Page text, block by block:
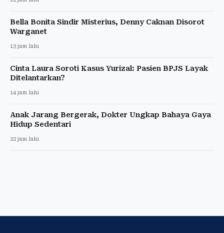
Bella Bonita Sindir Misterius, Denny Caknan Disorot
Warganet
13 jam lalu
Cinta Laura Soroti Kasus Yurizal: Pasien BPJS Layak
Ditelantarkan?
14 jam lalu
Anak Jarang Bergerak, Dokter Ungkap Bahaya Gaya
Hidup Sedentari
22 jam lalu